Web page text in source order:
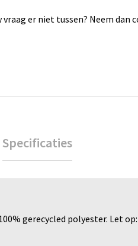
er niet tussen? Neem dan
Specificaties
gerecycled polyester. Let